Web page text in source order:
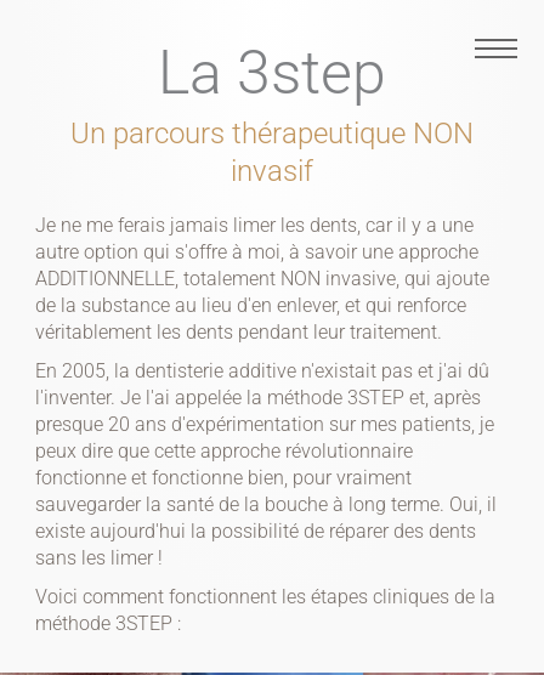
FR
IT
La 3step
Un parcours thérapeutique NON
invasif
Je ne me ferais jamais limer les dents, car il y a une
autre option qui s'offre à moi, à savoir une approche
ADDITIONNELLE, totalement NON invasive, qui ajoute
de la substance au lieu d'en enlever, et qui renforce
véritablement les dents pendant leur traitement.
En 2005, la dentisterie additive n'existait pas et j'ai dû
l'inventer. Je l'ai appelée la méthode 3STEP et, après
presque 20 ans d'expérimentation sur mes patients, je
peux dire que cette approche révolutionnaire
fonctionne et fonctionne bien, pour vraiment
sauvegarder la santé de la bouche à long terme. Oui, il
existe aujourd'hui la possibilité de réparer des dents
sans les limer !
Voici comment fonctionnent les étapes cliniques de la
méthode 3STEP :